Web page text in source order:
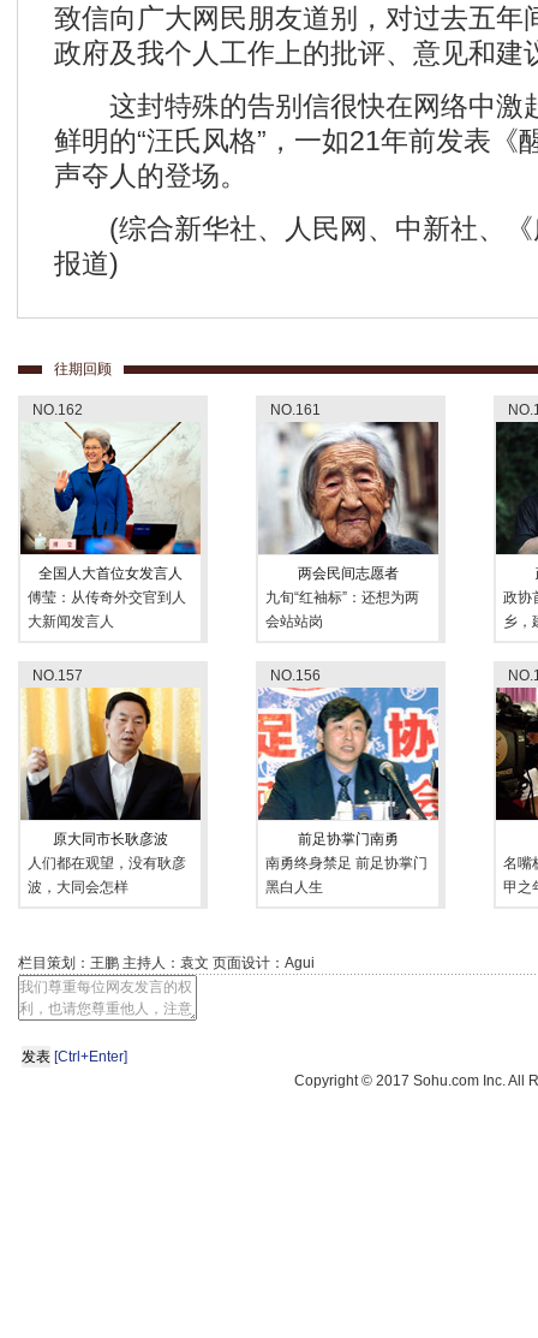
致信向广大网民朋友道别，对过去五年
政府及我个人工作上的批评、意见和建
这封特殊的告别信很快在网络中激
鲜明的“汪氏风格”，一如21年前发表《
声夺人的登场。
(综合新华社、人民网、中新社、《
报道)
往期回顾
NO.162
全国人大首位女发言人
傅莹：从传奇外交官到人
大新闻发言人
NO.161
两会民间志愿者
九旬“红袖标”：还想为两
会站站岗
政协
乡，
NO.157
原大同市长耿彦波
人们都在观望，没有耿彦
波，大同会怎样
NO.156
前足协掌门南勇
南勇终身禁足 前足协掌门
黑白人生
名嘴
甲之
栏目策划：王鹏 主持人：袁文 页面设计：Agui
[Ctrl+Enter]
Copyright © 2017 Sohu.com Inc. All